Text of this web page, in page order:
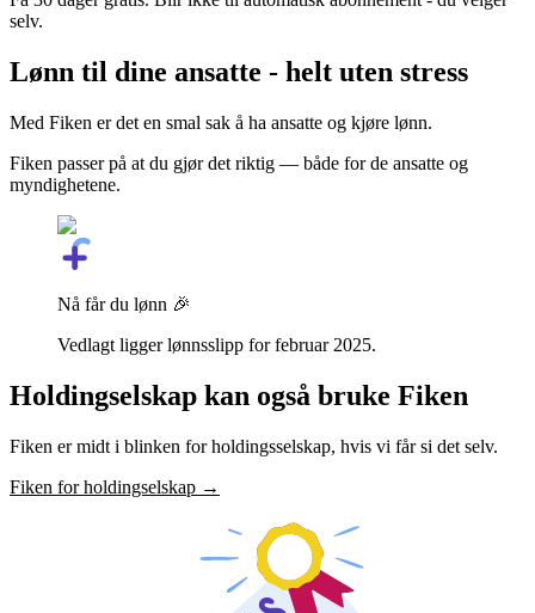
selv.
Lønn til dine ansatte - helt uten stress
Med Fiken er det en smal sak å ha ansatte og kjøre lønn.
Fiken passer på at du gjør det riktig — både for de ansatte og
myndighetene.
Nå får du lønn 🎉
Vedlagt ligger lønnsslipp for februar 2025.
Holdingselskap kan også bruke Fiken
Fiken er midt i blinken for holdingsselskap, hvis vi får si det selv.
Fiken for holdingselskap →